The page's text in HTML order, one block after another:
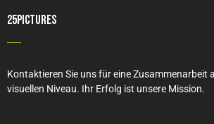
25PICTURES
Kontaktieren Sie uns für eine Zusammenarbeit
visuellen Niveau. Ihr Erfolg ist unsere Mission.